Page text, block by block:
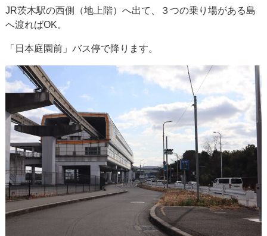
JR茨木駅の西側（地上階）へ出て、３つの乗り場がある島
へ渡ればOK。
「日本庭園前」バス停で降ります。